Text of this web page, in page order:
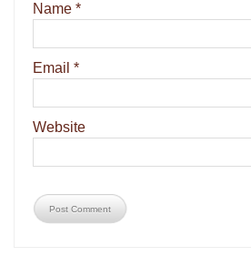
Name *
Email *
Website